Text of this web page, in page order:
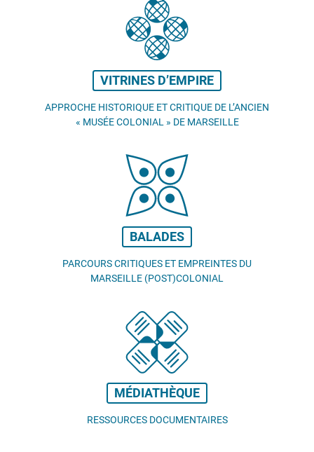
VITRINES D’EMPIRE
APPROCHE HISTORIQUE ET CRITIQUE DE L’ANCIEN
« MUSÉE COLONIAL » DE MARSEILLE
BALADES
PARCOURS CRITIQUES ET EMPREINTES DU
MARSEILLE (POST)COLONIAL
MÉDIATHÈQUE
RESSOURCES DOCUMENTAIRES